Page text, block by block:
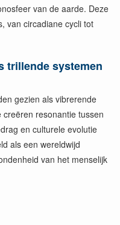
van de aarde. Deze
van circadiane cycli tot
trillende systemen
gezien als vibrerende
resonantie tussen
en culturele evolutie
als een wereldwijd
van het menselijk